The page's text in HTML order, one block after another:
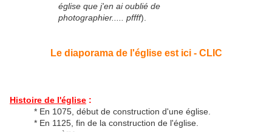
église que j'en ai oublié de
photographier..... pffff).
Le diaporama de l'église est ici - CLIC
Histoire de l'église :
* En 1075, début de construction d'une église.
* En 1125, fin de la construction de l'église.